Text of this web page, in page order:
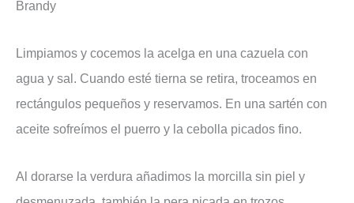
Brandy
Limpiamos y cocemos la acelga en una cazuela con
agua y sal. Cuando esté tierna se retira, troceamos en
rectángulos pequeños y reservamos. En una sartén con
aceite sofreímos el puerro y la cebolla picados fino.
Al dorarse la verdura añadimos la morcilla sin piel y